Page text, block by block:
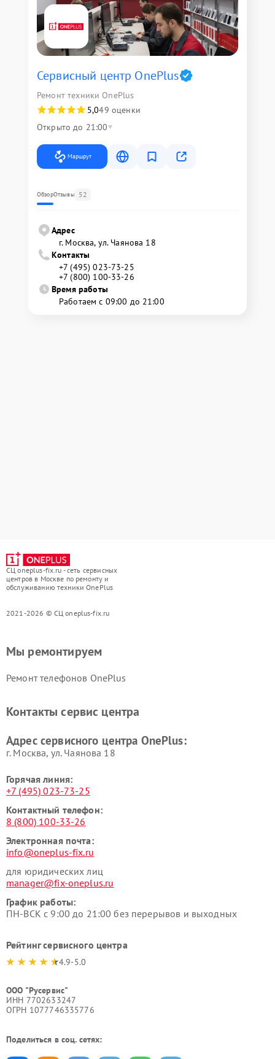
Сервисный центр OnePlus
Ремонт техники OnePlus
5,049 оценки
Открыто до 21:00
Маршрут
ОбзорОтзывы 52
Адрес
г. Москва, ул. Чаянова 18
Контакты
+7 (495) 023-73-25
+7 (800) 100-33-26
Время работы
Работаем с 09:00 до 21:00
СЦ oneplus-fix.ru - сеть сервисных
центров в Москве по ремонту и
обслуживанию техники OnePlus
2021-2026 © СЦ oneplus-fix.ru
Мы ремонтируем
Ремонт телефонов OnePlus
Контакты сервис центра
Адрес сервисного центра OnePlus:
г. Москва, ул. Чаянова 18
Горячая линия:
+7 (495) 023-73-25
Контактный телефон:
8 (800) 100-33-26
Электронная почта:
info@oneplus-fix.ru
для юридических лиц
manager@fix-oneplus.ru
График работы:
ПН-ВСК с 9:00 до 21:00 без перерывов и выходных
Рейтинг сервисного центра
4.9-5.0
ООО "Русервис"
ИНН 7702633247
ОГРН 1077746335776
Поделиться в соц. сетях: